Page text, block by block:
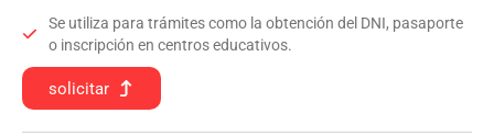
Se utiliza para trámites como la obtención del DNI, pasaporte
o inscripción en centros educativos.
solicitar